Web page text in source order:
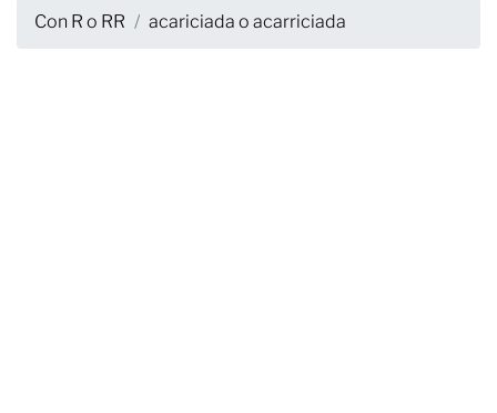
Con R o RR acariciada o acarriciada